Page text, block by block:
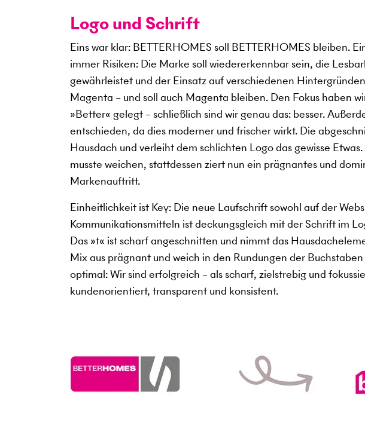
Logo und Schrift
Eins war klar: BETTERHOMES soll BETTERHOMES bleiben.
immer Risiken: Die Marke soll wiedererkennbar sein, die
gewährleistet und der Einsatz auf verschiedenen
Magenta – und soll auch Magenta bleiben. Den Fokus haben
»Better« gelegt – schließlich sind wir genau das: besser.
entschieden, da dies moderner und frischer wirkt. Die
Hausdach und verleiht dem schlichten Logo das gewisse
musste weichen, stattdessen ziert nun ein prägnantes und
Markenauftritt.
Einheitlichkeit ist Key: Die neue Laufschrift sowohl auf der
Kommunikationsmitteln ist deckungsgleich mit der Schrift im
Das »t« ist scharf angeschnitten und nimmt das
Mix aus prägnant und weich in den Rundungen der
optimal: Wir sind erfolgreich – als scharf, zielstrebig und
kundenorientiert, transparent und konsistent.